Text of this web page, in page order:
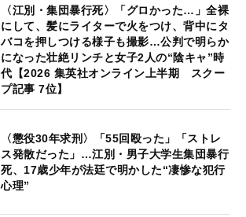
〈江別・集団暴行死〉「グロかった…」全裸
にして、髪にライターで火をつけ、背中にタ
バコを押しつける様子も撮影…公判で明らか
になった壮絶リンチと女子2人の“陰キャ”時
代【2026 集英社オンライン上半期 スクー
プ記事 7位】
〈懲役30年求刑〉「55回殴った」「ストレ
ス発散だった」…江別・男子大学生集団暴行
死、17歳少年が法廷で明かした“凄惨な犯行
心理”